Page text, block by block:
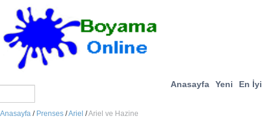
Anasayfa Yeni En İyi
Anasayfa / Prenses /Ariel /Ariel ve Hazine